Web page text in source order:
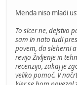
Menda niso mladi
To sicer ne, dejstvo
sam in nato tudi
povem, da sleherni
revijo Življenje in
recenzijo, zakaj je
veliko pomoč. V